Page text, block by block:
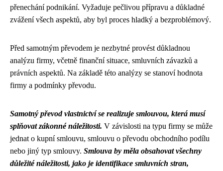
přenechání podnikání. Vyžaduje pečlivou přípravu a důkladné
zvážení všech aspektů, aby byl proces hladký a bezproblémový.
Před samotným převodem je nezbytné provést důkladnou
analýzu firmy, včetně finanční situace, smluvních závazků a
právních aspektů. Na základě této analýzy se stanoví hodnota
firmy a podmínky převodu.
Samotný převod vlastnictví se realizuje smlouvou, která musí
splňovat zákonné náležitosti. V závislosti na typu firmy se může
jednat o kupní smlouvu, smlouvu o převodu obchodního podílu
nebo jiný typ smlouvy. Smlouva by měla obsahovat všechny
důležité náležitosti, jako je identifikace smluvních stran,